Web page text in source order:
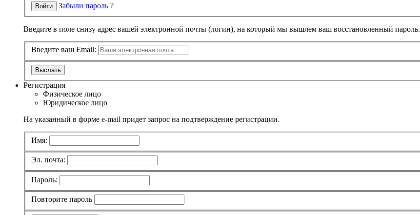
Войти Забыли пароль ?
Введите в поле снизу адрес вашей электронной почты (логин), на который мы вышлем ваш восстановленный пароль.
Введите ваш Email:
Выслать
Регистрация
Физическое лицо
Юридическое лицо
На указанный в форме e-mail придет запрос на подтверждение регистрации.
Имя:
Эл. почта:
Пароль:
Повторите пароль